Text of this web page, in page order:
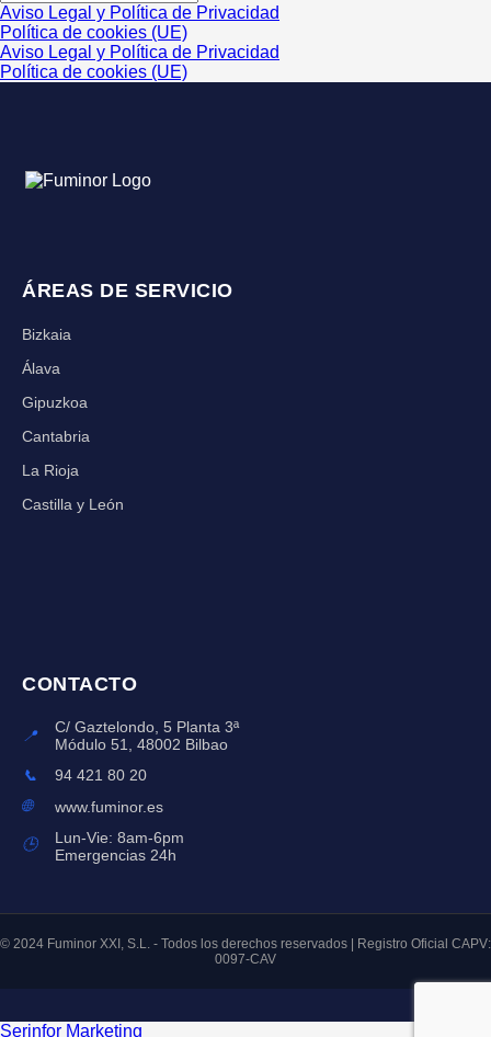
Aviso Legal y Política de Privacidad
Política de cookies (UE)
Aviso Legal y Política de Privacidad
Política de cookies (UE)
ÁREAS DE SERVICIO
Bizkaia
Álava
Gipuzkoa
Cantabria
La Rioja
Castilla y León
CONTACTO
📍
C/ Gaztelondo, 5 Planta 3ª
Módulo 51, 48002 Bilbao
📞
94 421 80 20
🌐
www.fuminor.es
🕒
Lun-Vie: 8am-6pm
Emergencias 24h
© 2024 Fuminor XXI, S.L. - Todos los derechos reservados | Registro Oficial CAPV:
0097-CAV
Serinfor Marketing